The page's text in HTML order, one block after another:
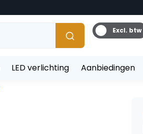
Excl. btw
LED verlichting Aanbiedingen